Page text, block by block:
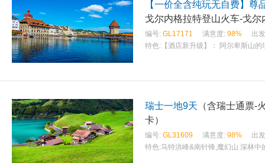
【一价全含纯玩无自费】尊
戈尔内格拉特登山火车-戈
编号: GL17171 满意度: 98%
出
特色: 【酒店新升级】： 阿尔卑斯山
瑞士一地9天 （含瑞士通票-
卡）
编号: GL31609 满意度: 98%
出
特色:马特洪峰&南针锋,魔幻山 深林